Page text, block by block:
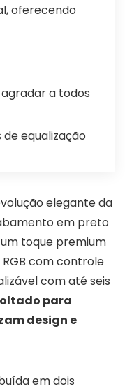
oferecendo
a todos
equalização
elegante da
em preto
toque premium
com controle
com até seis
para
design e
em dois